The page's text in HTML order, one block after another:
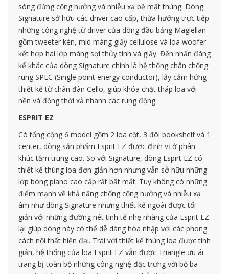
sóng đứng cộng hưởng và nhiễu xạ bề mặt thùng. Dòng
Signature sở hữu các driver cao cấp, thừa hưởng trực tiếp
những công nghệ từ driver của dòng đầu bảng Maglellan
gồm tweeter kèn, mid màng giấy cellulose và loa woofer
kết hợp hai lớp màng sợi thủy tinh và giấy. Đến nhấn đáng
kể khác của dòng Signature chính là hệ thống chân chống
rung SPEC (Single point energy conductor), lấy cảm hứng
thiết kế từ chân đàn Cello, giúp khóa chặt tháp loa với
nền và đồng thời xả nhanh các rung động.
ESPRIT EZ
Có tổng cộng 6 model gồm 2 loa cột, 3 đôi bookshelf và 1
center, dòng sản phẩm Esprit EZ được định vị ở phân
khúc tầm trung cao. So với Signature, dòng Espirt EZ có
thiết kế thùng loa đơn giản hơn nhưng vẫn sở hữu những
lớp bóng piano cao cấp rất bắt mắt. Tuy không có những
điểm mạnh về khả năng chống cộng hưởng và nhiễu xạ
âm như dòng Signature nhưng thiết kế ngoài được tối
giản với những đường nét tinh tế nhẹ nhàng của Esprit EZ
lại giúp dòng này có thể dễ dàng hòa nhập với các phong
cách nội thất hiện đại. Trái với thiết kế thùng loa được tinh
giản, hệ thống của loa Esprit EZ vẫn được Triangle ưu ái
trang bị toàn bộ những công nghệ đặc trưng với bộ ba